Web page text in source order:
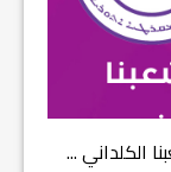
الكلداني ...